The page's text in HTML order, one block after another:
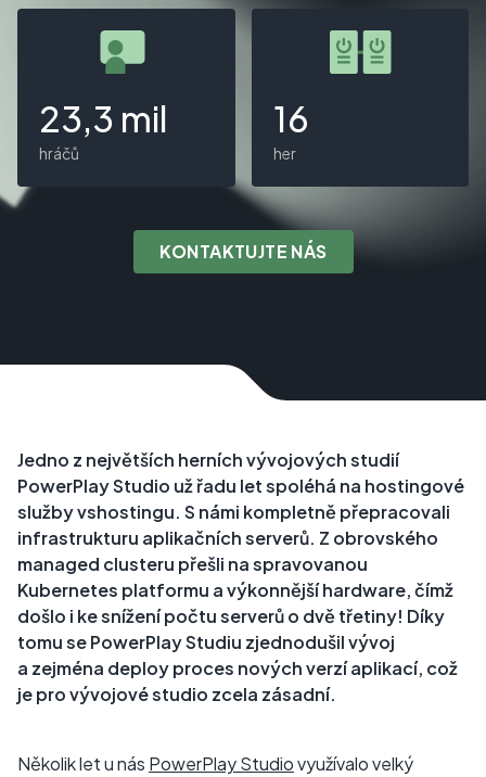
23,3 mil
hráčů
16
her
KONTAKTUJTE NÁS
Jedno z největších herních vývojových studií
PowerPlay Studio už řadu let spoléhá na hostingové
služby vshostingu. S námi kompletně přepracovali
infrastrukturu aplikačních serverů. Z obrovského
managed clusteru přešli na spravovanou
Kubernetes platformu a výkonnější hardware, čímž
došlo i ke snížení počtu serverů o dvě třetiny! Díky
tomu se PowerPlay Studiu zjednodušil vývoj
a zejména deploy proces nových verzí aplikací, což
je pro vývojové studio zcela zásadní.
Několik let u nás PowerPlay Studiovyužívalo velký